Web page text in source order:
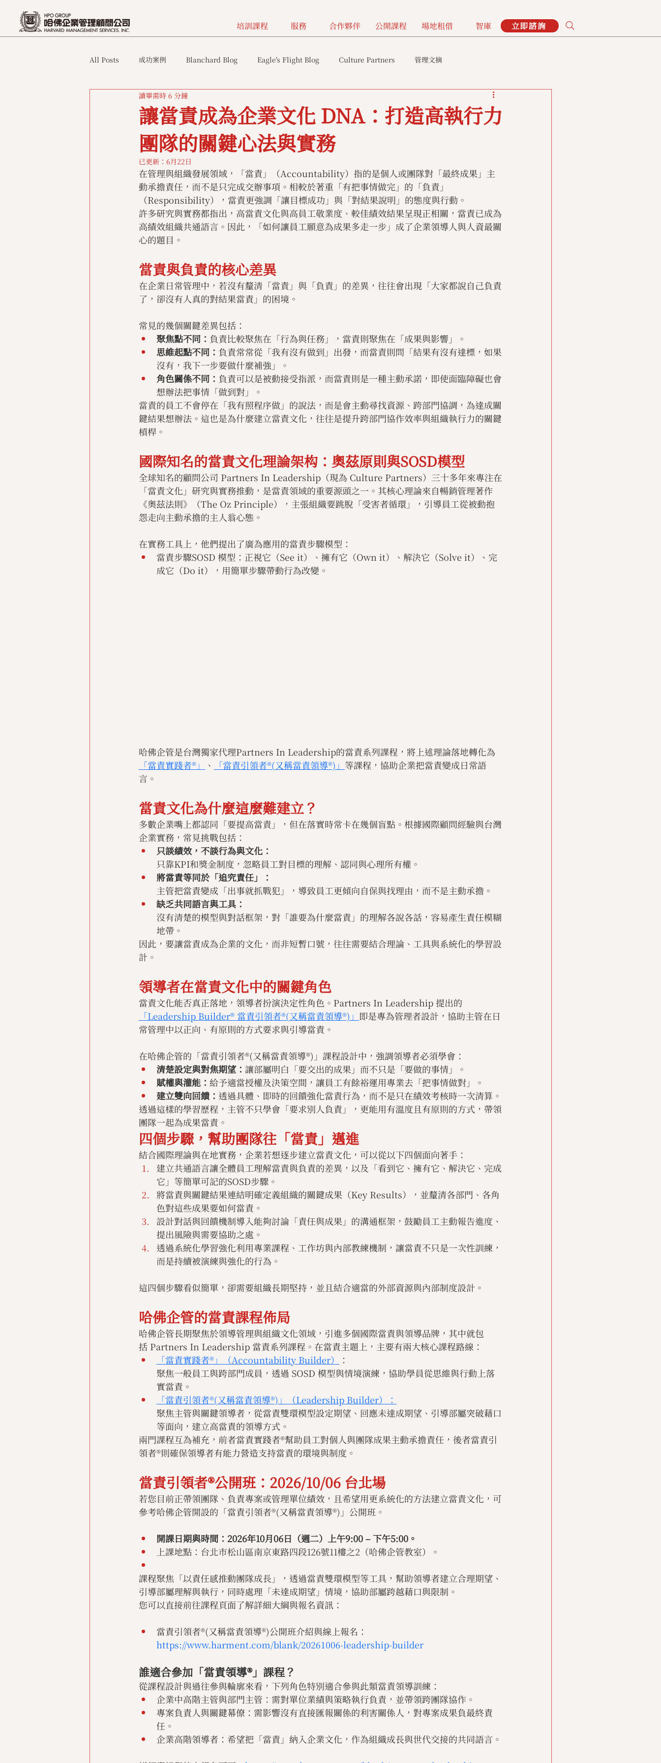
培訓課程 服務 合作夥伴 公開課程 場地租借 智庫 立即諮詢
All Posts 成功案例 Blanchard Blog Eagle's Flight Blog Culture Partners 管理文摘
讓當責成為企業文化 DNA：打造高執行力
團隊的關鍵心法與實務
讀畢需時 6 分鐘
已更新： 6月22日
在管理與組織發展領域，「當責」（Accountability）指的是個人或團隊對「最終成果」主
動承擔責任，而不是只完成交辦事項。相較於著重「有把事情做完」的「負責」
（Responsibility），當責更強調「讓目標成功」與「對結果說明」的態度與行動。
許多研究與實務都指出，高當責文化與高員工敬業度、較佳績效結果呈現正相關，當責已成為
高績效組織共通語言。因此，「如何讓員工願意為成果多走一步」成了企業領導人與人資最關
心的題目。
當責與負責的核心差異
在企業日常管理中，若沒有釐清「當責」與「負責」的差異，往往會出現「大家都說自己負責
了，卻沒有人真的對結果當責」的困境。
常見的幾個關鍵差異包括：
聚焦點不同： 負責比較聚焦在「行為與任務」，當責則聚焦在「成果與影響」。
思維起點不同： 負責常常從「我有沒有做到」出發，而當責則問「結果有沒有達標，如果
沒有，我下一步要做什麼補強」。
角色關係不同： 負責可以是被動接受指派，而當責則是一種主動承諾，即使面臨障礙也會
想辦法把事情「做到對」。
當責的員工不會停在「我有照程序做」的說法，而是會主動尋找資源、跨部門協調，為達成關
鍵結果想辦法。這也是為什麼建立當責文化，往往是提升跨部門協作效率與組織執行力的關鍵
槓桿。
國際知名的當責文化理論架构：奧茲原則與SOSD模型
全球知名的顧問公司 Partners In Leadership（現為 Culture Partners）三十多年來專注在
「當責文化」研究與實務推動，是當責領域的重要源頭之一。其核心理論來自暢銷管理著作
《奧茲法則》（The Oz Principle），主張組織要跳脫「受害者循環」，引導員工從被動抱
怨走向主動承擔的主人翁心態。
在實務工具上，他們提出了廣為應用的當責步驟模型：
當責步驟SOSD 模型：正視它（See it）、擁有它（Own it）、解決它（Solve it）、完
成它（Do it），用簡單步驟帶動行為改變。
哈佛企管是台灣獨家代理Partners In Leadership的當責系列課程，將上述理論落地轉化為
「當責實踐者®」
、 「當責引領者®(又稱當責領導®)」 等課程，協助企業把當責變成日常語
言。
當責文化為什麼這麼難建立？
多數企業嘴上都認同「要提高當責」，但在落實時常卡在幾個盲點。根據國際顧問經驗與台灣
企業實務，常見挑戰包括：
只談績效，不談行為與文化：
只靠KPI和獎金制度，忽略員工對目標的理解、認同與心理所有權。
將當責等同於「追究責任」：
主管把當責變成「出事就抓戰犯」，導致員工更傾向自保與找理由，而不是主動承擔。
缺乏共同語言與工具：
沒有清楚的模型與對話框架，對「誰要為什麼當責」的理解各說各話，容易產生責任模糊
地帶。
因此，要讓當責成為企業的文化，而非短暫口號，往往需要結合理論、工具與系統化的學習設
計。
領導者在當責文化中的關鍵角色
當責文化能否真正落地，領導者扮演決定性角色。Partners In Leadership 提出的
「Leadership Builder® 當責引領者®(又稱當責領導®)」 即是專為管理者設計，協助主管在日
常管理中以正向、有原則的方式要求與引導當責。
在哈佛企管的「當責引領者®(又稱當責領導®)」課程設計中，強調領導者必須學會：
清楚設定與對焦期望： 讓部屬明白「要交出的成果」而不只是「要做的事情」。
賦權與灌能： 給予適當授權及決策空間，讓員工有餘裕運用專業去「把事情做對」。
建立雙向回饋： 透過具體、即時的回饋強化當責行為，而不是只在績效考核時一次清算。
透過這樣的學習歷程，主管不只學會「要求別人負責」，更能用有溫度且有原則的方式，帶領
團隊一起為成果當責。
四個步驟，幫助團隊往「當責」邁進
結合國際理論與在地實務，企業若想逐步建立當責文化，可以從以下四個面向著手：
建立共通語言讓全體員工理解當責與負責的差異，以及「看到它、擁有它、解決它、完成
它」等簡單可記的SOSD步驟。
將當責與關鍵結果連結明確定義組織的關鍵成果（Key Results），並釐清各部門、各角
色對這些成果要如何當責。
設計對話與回饋機制導入能夠討論「責任與成果」的溝通框架，鼓勵員工主動報告進度、
提出風險與需要協助之處。
透過系統化學習強化利用專業課程、工作坊與內部教練機制，讓當責不只是一次性訓練，
而是持續被演練與強化的行為。
這四個步驟看似簡單，卻需要組織長期堅持，並且結合適當的外部資源與內部制度設計。
哈佛企管的當責課程佈局
哈佛企管長期聚焦於領導管理與組織文化領域，引進多個國際當責與領導品牌，其中就包
括 Partners In Leadership 當責系列課程。在當責主題上，主要有兩大核心課程路線：
「當責實踐者®」（Accountability Builder）
：
聚焦一般員工與跨部門成員，透過 SOSD 模型與情境演練，協助學員從思維與行動上落
實當責。
「當責引領者®(又稱當責領導®)」（Leadership Builder）：
聚焦主管與關鍵領導者，從當責雙環模型設定期望、回應未達成期望、引導部屬突破藉口
等面向，建立高當責的領導方式。
兩門課程互為補充，前者當責實踐者®幫助員工對個人與團隊成果主動承擔責任，後者當責引
領者®則確保領導者有能力營造支持當責的環境與制度。
當責引領者®公開班：2026/10/06 台北場
若您目前正帶領團隊、負責專案或管理單位績效，且希望用更系統化的方法建立當責文化，可
參考哈佛企管開設的「當責引領者®(又稱當責領導®)」公開班。
開課日期與時間：2026年10月06日（週二）上午9:00 – 下午5:00。
上課地點：台北市松山區南京東路四段126號11樓之2（哈佛企管教室）。
課程聚焦「以責任感推動團隊成長」，透過當責雙環模型等工具，幫助領導者建立合理期望、
引導部屬理解與執行，同時處理「未達成期望」情境，協助部屬跨越藉口與限制。
您可以直接前往課程頁面了解詳細大綱與報名資訊：
當責引領者®(又稱當責領導®)公開班介紹與線上報名：
https://www.harment.com/blank/20261006-leadership-builder
誰適合參加「當責領導®」課程？
從課程設計與過往參與輪廓來看，下列角色特別適合參與此類當責領導訓練：
企業中高階主管與部門主管：需對單位業績與策略執行負責，並帶領跨團隊協作。
專案負責人與關鍵幕僚：需影響沒有直接匯報關係的利害關係人，對專案成果負最終責
任。
企業高階領導者：希望把「當責」納入企業文化，作為組織成長與世代交接的共同語言。